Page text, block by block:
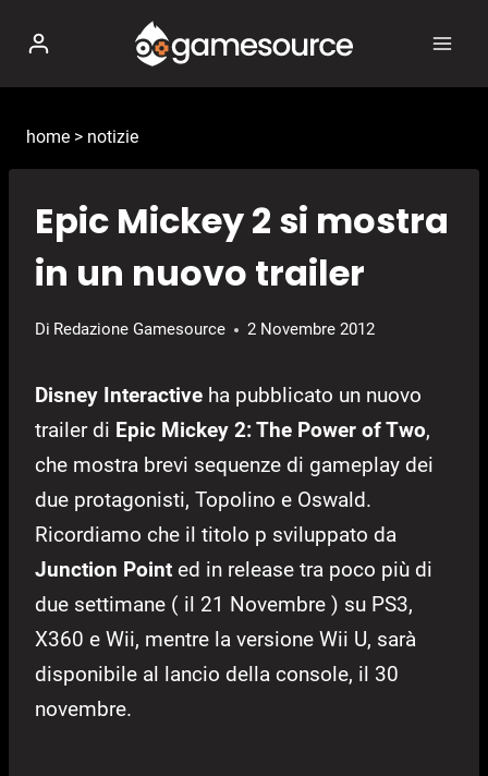
contenuto
home > notizie
Epic Mickey 2 si mostra
in un nuovo trailer
Di Redazione Gamesource 2 Novembre 2012
Disney Interactive ha pubblicato un nuovo
trailer di Epic Mickey 2: The Power of Two,
che mostra brevi sequenze di gameplay dei
due protagonisti, Topolino e Oswald.
Ricordiamo che il titolo p sviluppato da
Junction Point ed in release tra poco più di
due settimane ( il 21 Novembre ) su PS3,
X360 e Wii, mentre la versione Wii U, sarà
disponibile al lancio della console, il 30
novembre.